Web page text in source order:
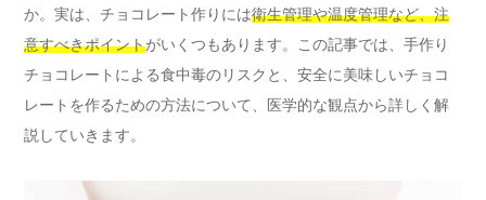
か。実は、チョコレート作りには衛生管理や温度管理など、注
意すべきポイントがいくつもあります。この記事では、手作り
チョコレートによる食中毒のリスクと、安全に美味しいチョコ
レートを作るための方法について、医学的な観点から詳しく解
説していきます。